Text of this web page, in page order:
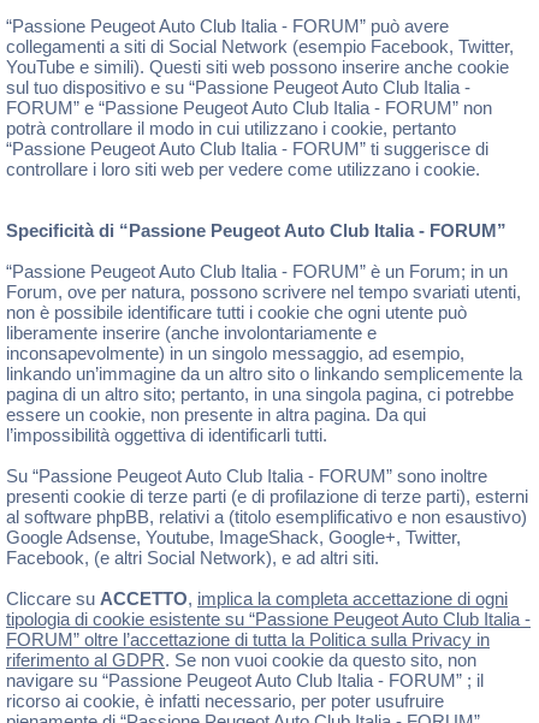
“Passione Peugeot Auto Club Italia - FORUM” può avere
collegamenti a siti di Social Network (esempio Facebook, Twitter,
YouTube e simili). Questi siti web possono inserire anche cookie
sul tuo dispositivo e su “Passione Peugeot Auto Club Italia -
FORUM” e “Passione Peugeot Auto Club Italia - FORUM” non
potrà controllare il modo in cui utilizzano i cookie, pertanto
“Passione Peugeot Auto Club Italia - FORUM” ti suggerisce di
controllare i loro siti web per vedere come utilizzano i cookie.
Specificità di “Passione Peugeot Auto Club Italia - FORUM”
“Passione Peugeot Auto Club Italia - FORUM” è un Forum; in un
Forum, ove per natura, possono scrivere nel tempo svariati utenti,
non è possibile identificare tutti i cookie che ogni utente può
liberamente inserire (anche involontariamente e
inconsapevolmente) in un singolo messaggio, ad esempio,
linkando un’immagine da un altro sito o linkando semplicemente la
pagina di un altro sito; pertanto, in una singola pagina, ci potrebbe
essere un cookie, non presente in altra pagina. Da qui
l’impossibilità oggettiva di identificarli tutti.
Su “Passione Peugeot Auto Club Italia - FORUM” sono inoltre
presenti cookie di terze parti (e di profilazione di terze parti), esterni
al software phpBB, relativi a (titolo esemplificativo e non esaustivo)
Google Adsense, Youtube, ImageShack, Google+, Twitter,
Facebook, (e altri Social Network), e ad altri siti.
Cliccare su ACCETTO, implica la completa accettazione di ogni
tipologia di cookie esistente su “Passione Peugeot Auto Club Italia -
FORUM” oltre l’accettazione di tutta la Politica sulla Privacy in
riferimento al GDPR. Se non vuoi cookie da questo sito, non
navigare su “Passione Peugeot Auto Club Italia - FORUM” ; il
ricorso ai cookie, è infatti necessario, per poter usufruire